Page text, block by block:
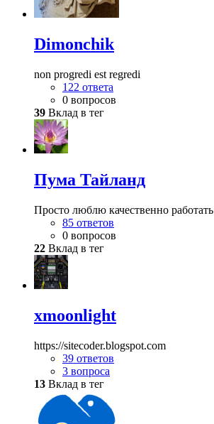
Dimonchik
non progredi est regredi
122 ответа
0 вопросов
39 Вклад в тег
Пума Тайланд
Просто люблю качественно работать
85 ответов
0 вопросов
22 Вклад в тег
xmoonlight
https://sitecoder.blogspot.com
39 ответов
3 вопроса
13 Вклад в тег